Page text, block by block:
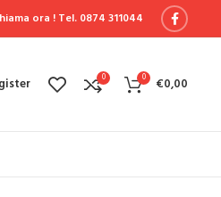
ora ! Tel. 0874 311044
0 0 €0,00